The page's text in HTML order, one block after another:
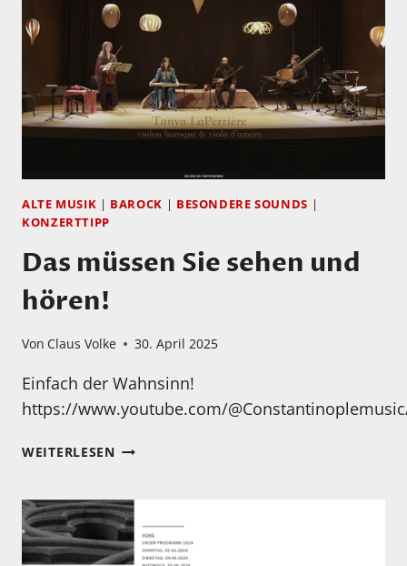
THE
DARK
AGES
ALTE MUSIK BAROCK BESONDERE SOUNDS
KONZERTTIPP
Das müssen Sie sehen und
hören!
Von Claus Volke 30. April 2025
Einfach der Wahnsinn!
https://www.youtube.com/
WEITERLESENDAS
SEHEN
UND
HÖREN!